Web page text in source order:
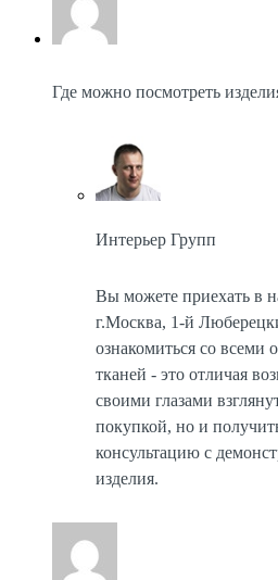
Где можно посмотреть
Интерьер Групп
Вы можете приехать в
г.Москва, 1-й
ознакомиться со всеми
тканей - это отличая
своими глазами
покупкой, но и
консультацию с
изделия.